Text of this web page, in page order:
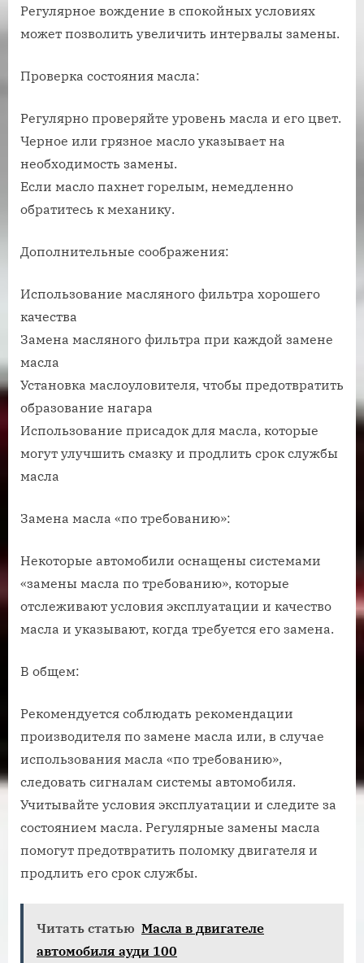
Регулярное вождение в спокойных условиях
может позволить увеличить интервалы замены.
Проверка состояния масла:
Регулярно проверяйте уровень масла и его цвет.
Черное или грязное масло указывает на
необходимость замены.
Если масло пахнет горелым, немедленно
обратитесь к механику.
Дополнительные соображения:
Использование масляного фильтра хорошего
качества
Замена масляного фильтра при каждой замене
масла
Установка маслоуловителя, чтобы предотвратить
образование нагара
Использование присадок для масла, которые
могут улучшить смазку и продлить срок службы
масла
Замена масла «по требованию»:
Некоторые автомобили оснащены системами
«замены масла по требованию», которые
отслеживают условия эксплуатации и качество
масла и указывают, когда требуется его замена.
В общем:
Рекомендуется соблюдать рекомендации
производителя по замене масла или, в случае
использования масла «по требованию»,
следовать сигналам системы автомобиля.
Учитывайте условия эксплуатации и следите за
состоянием масла. Регулярные замены масла
помогут предотвратить поломку двигателя и
продлить его срок службы.
Читать статью Масла в двигателе
автомобиля ауди 100